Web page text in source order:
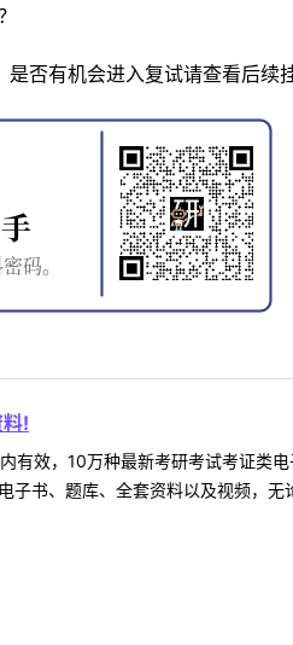
否有机会进入复试请查看后
!
有效，10万种最新考研考试考证类
子书、题库、全套资料以及视频，